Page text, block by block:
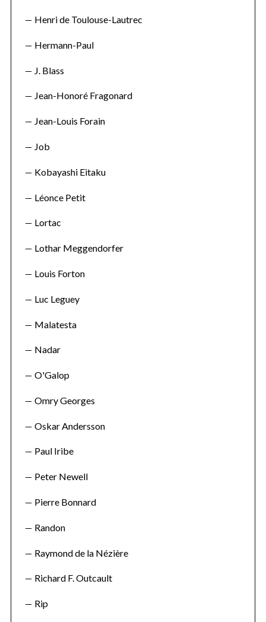
Henri de Toulouse-Lautrec
Hermann-Paul
J. Blass
Jean-Honoré Fragonard
Jean-Louis Forain
Job
Kobayashi Eitaku
Léonce Petit
Lortac
Lothar Meggendorfer
Louis Forton
Luc Leguey
Malatesta
Nadar
O'Galop
Omry Georges
Oskar Andersson
Paul Iribe
Peter Newell
Pierre Bonnard
Randon
Raymond de la Nézière
Richard F. Outcault
Rip